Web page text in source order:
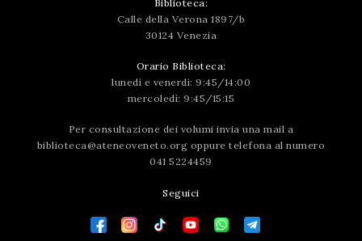
Biblioteca:
Calle della Verona 1897/b
30124 Venezia
Orario Biblioteca:
lunedì e venerdì: 9:45/14:00
mercoledì: 9:45/15:15
Per consultazione dei volumi invia una mail a
biblioteca@ateneoveneto.org oppure telefona al numero
041 5224459
Seguici